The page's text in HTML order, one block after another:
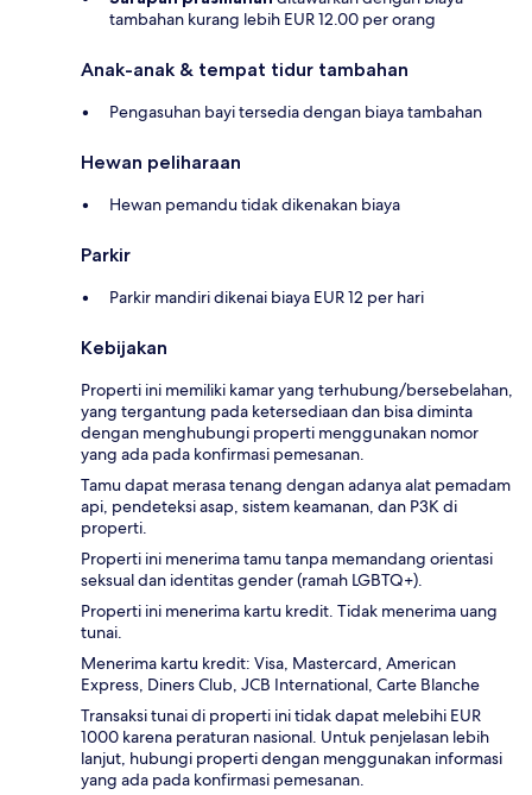
tambahan kurang lebih EUR 12.00 per orang
Anak-anak & tempat tidur tambahan
Pengasuhan bayi tersedia dengan biaya tambahan
Hewan peliharaan
Hewan pemandu tidak dikenakan biaya
Parkir
Parkir mandiri dikenai biaya EUR 12 per hari
Kebijakan
Properti ini memiliki kamar yang terhubung/bersebelahan,
yang tergantung pada ketersediaan dan bisa diminta
dengan menghubungi properti menggunakan nomor
yang ada pada konfirmasi pemesanan.
Tamu dapat merasa tenang dengan adanya alat pemadam
api, pendeteksi asap, sistem keamanan, dan P3K di
properti.
Properti ini menerima tamu tanpa memandang orientasi
seksual dan identitas gender (ramah LGBTQ+).
Properti ini menerima kartu kredit. Tidak menerima uang
tunai.
Menerima kartu kredit: Visa, Mastercard, American
Express, Diners Club, JCB International, Carte Blanche
Transaksi tunai di properti ini tidak dapat melebihi EUR
1000 karena peraturan nasional. Untuk penjelasan lebih
lanjut, hubungi properti dengan menggunakan informasi
yang ada pada konfirmasi pemesanan.